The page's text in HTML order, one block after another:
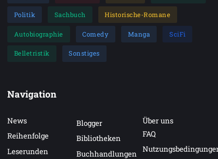
Politik Sachbuch Historische-Romane
Autobiographie Comedy Manga SciFi
Belletristik Sonstiges
Navigation
News
Reihenfolge
Leserunden
Blogger
Bibliotheken
Buchhandlungen
Über uns
FAQ